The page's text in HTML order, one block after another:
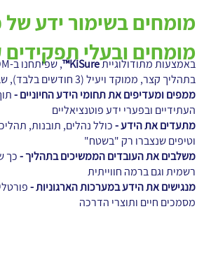
מומחים בשימור ידע של
מומחים ובעלי תפקידים
באמצעות מתודולוגייתKiSure™
בתהליך קצר, ממוקד ויעיל (3 חודשים בלבד), שבו:
ממפים ומעדיפים את תחומי הידע החיוניים -
העתידיים ובפערי ידע פוטנציאליים
מתעדים את הידע -כולל נהלים, תובנות,
וטיפים שנצברו רק "בשטח"
משלבים את העובדים הממשיכים בתהליך -כך
רשמית וגם ברמה חווייתית
מנגישים את הידע במערכות הארגוניות -
מסמכים חיים ותוצרי הדרכה